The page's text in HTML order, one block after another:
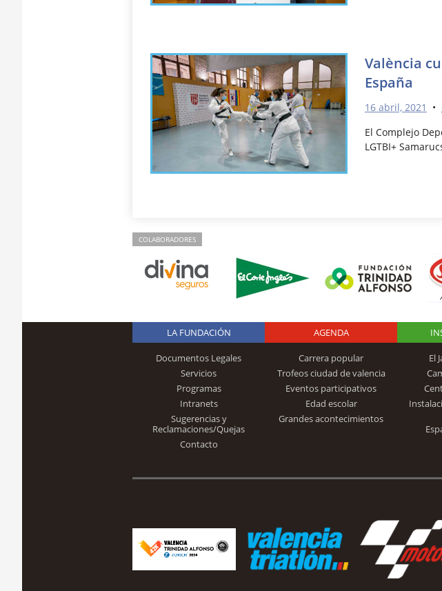
València
España
16 abril, 2021 •
El Complejo
LGTBI+
COLABORADORES
Logo Fundación
Trinidad Alfonso
LA FUNDACIÓN
Documentos Legales
Servicios
Programas
Intranets
Sugerencias y
Reclamaciones/Quejas
Contacto
AGENDA
Carrera popular
Trofeos ciudad de valencia
Eventos participativos
Edad escolar
Grandes acontecimientos
El